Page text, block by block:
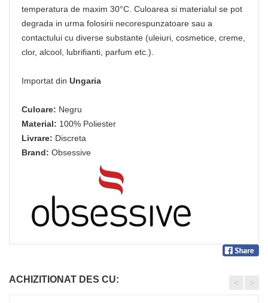
temperatura de maxim 30°C. Culoarea si materialul se pot
degrada in urma folosirii necorespunzatoare sau a
contactului cu diverse substante (uleiuri, cosmetice, creme,
clor, alcool, lubrifianti, parfum etc.).
Importat din Ungaria
Culoare: Negru
Material: 100% Poliester
Livrare: Discreta
Brand: Obsessive
ACHIZITIONAT DES CU: < >